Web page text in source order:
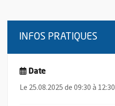
INFOS PRATIQUES
Date
Le 25.08.2025 de 09:30 à 12:30